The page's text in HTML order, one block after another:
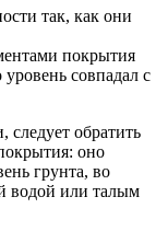
так, как они
покрытия
совпадал с
обратить
оно
грунта, во
водой или талым